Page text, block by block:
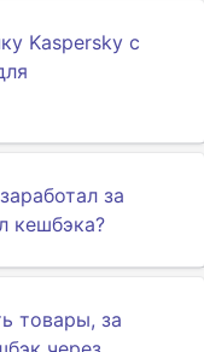
Kaspersky с
за
кешбэка?
товары, за